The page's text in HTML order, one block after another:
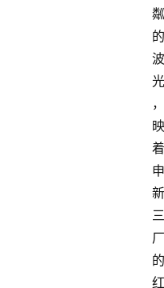
粼
的
波
光
，
映
着
申
新
三
厂
的
红